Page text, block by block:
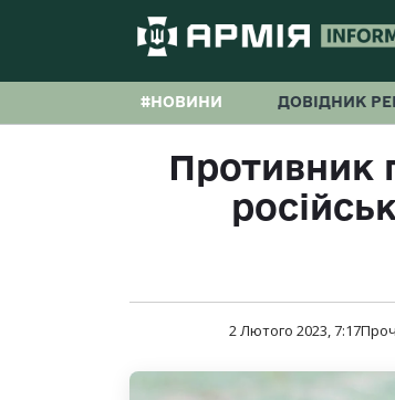
#НОВИНИ ДОВІДНИК
Противник
2 Лютого 2023, 7:17